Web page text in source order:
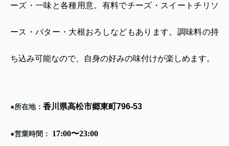
ーズ・一味と各種用意。有料でチーズ・スイートチリソ
ース・バター・大根おろしなどもあります。調味料の持
ち込み可能なので、自身の好みの味付けが楽しめます。
●所在地： 香川県高松市郷東町796-53
●営業時間： 17:00〜23:00